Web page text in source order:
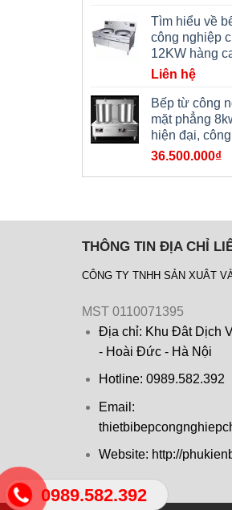
0989.582.392
Tìm hiểu về
công nghiệp
12KW hàng
Liên hệ
Bếp từ công
mặt phẳng
hiện đại,
36.500.000₫
THÔNG TIN ĐỊA CHỈ
CÔNG TY TNHH SẢN XUÂT
MST 0110071395
Địa chỉ: Khu Đât Dịch
- Hoài Đức - Hà Nội
Hotline: 0989.582.392
Email:
Website: http://